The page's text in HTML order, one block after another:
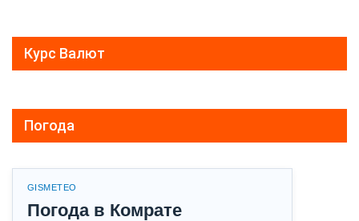
Курс Валют
Погода
GISMETEO
Погода в Комрате